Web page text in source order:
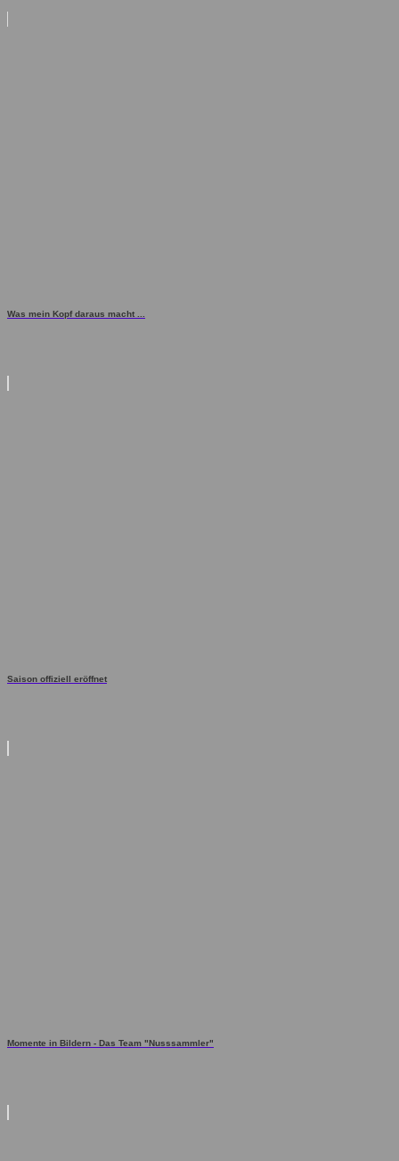
Was mein Kopf daraus macht ...
Saison offiziell eröffnet
Momente in Bildern - Das Team "Nusssammler"